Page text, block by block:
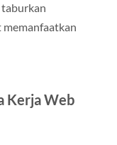
taburkan
Kerja Web